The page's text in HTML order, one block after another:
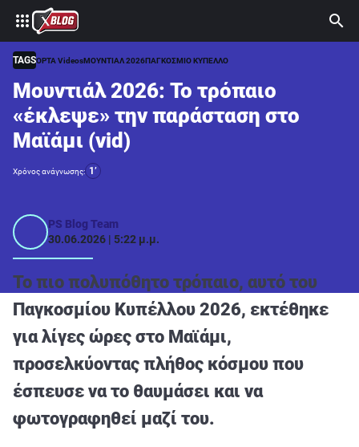
⚽ ΜΟΥΝΤΙΑΛ 2026
ΣΤΟΙΧΗΜΑ
CASINO
ΠΡΟΓΝΩΣΤΙΚΑ ΤIPSTERS
ΠΡΟΓΝΩΣΤΙΚΑ ΚΑΤΗΓΟΡΙΕΣ
ΔΙΑΓΩΝΙΣΜΟΙ
TSILI LEAGUE
RETRO
BLOGS
QUIZ
ΑΘΛΗΤΙΚΑ
ΣΥΝΕΝΤΕΥΞΕΙΣ
ΑΘΛΗΤΙΚΕΣ ΜΕΤΑΔΟΣΕΙΣ
TAGSOPTA VideosΜΟΥΝΤΙΑΛ 2026ΠΑΓΚΟΣΜΙΟ ΚΥΠΕΛΛΟ
Μουντιάλ 2026: Το τρόπαιο
«έκλεψε» την παράσταση στο
Μαϊάμι (vid)
Χρόνος ανάγνωσης: 1’
PS Blog Team
30.06.2026 | 5:22 μ.μ.
Το πιο πολυπόθητο τρόπαιο, αυτό του
Παγκοσμίου Κυπέλλου 2026, εκτέθηκε
για λίγες ώρες στο Μαϊάμι,
προσελκύοντας πλήθος κόσμου που
έσπευσε να το θαυμάσει και να
φωτογραφηθεί μαζί του.